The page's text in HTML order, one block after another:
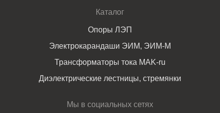
Каталог
Опоры ЛЭП
Электрокарандаши ЭИМ, ЭИМ-М
Трансформаторы тока MAK-ru
Диэлектрические лестницы, стремянки
Мы в социальных сетях